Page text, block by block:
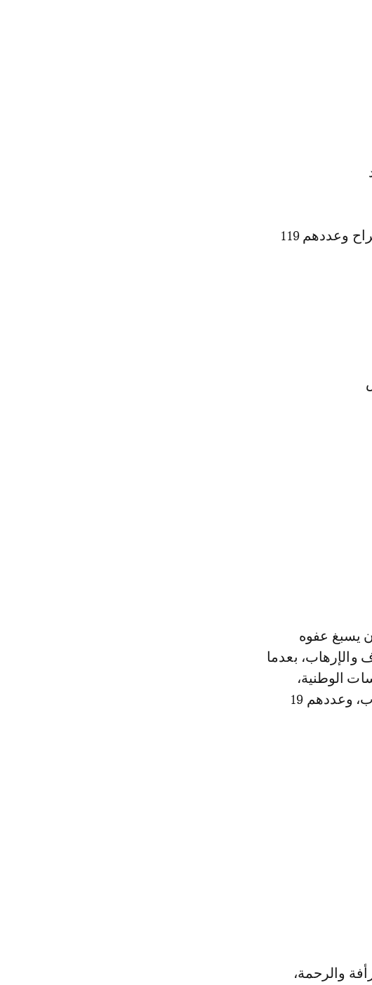
المستفيدون من العفو الملكي السامي الموجودون في حالة سراح وعددهم 119
يسبغ عفوه
بعدما
الوطنية،
ومراجعة مواقفهم وتوجهاتهم الفكرية، ونبذهم للتطرف والإرهاب، وعددهم 19
والرحمة،